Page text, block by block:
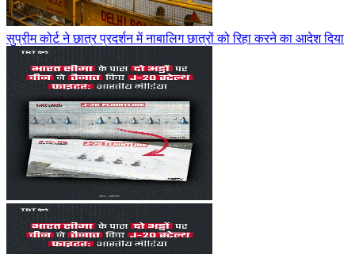
सुप्रीम कोर्ट ने छात्र प्रदर्शन में नाबालिग छात्रों को रिहा करने का आदेश दिया